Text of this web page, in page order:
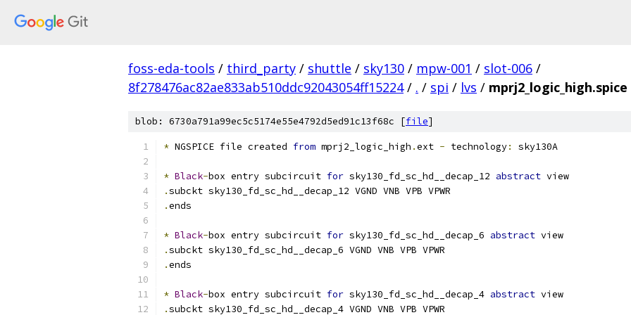
foss-eda-tools / third_party / shuttle / sky130 / mpw-001 / slot-006 /
8f278476ac82ae833ab510ddc92043054ff15224 / . / spi / lvs / mprj2_logic_high.spice
blob: 6730a791a99ec5c5174e55e4792d5ed91c13f68c [file]
* NGSPICE file created from mprj2_logic_high .ext - technology: sky130A
* Black-box entry subcircuit for sky130_fd_sc_hd__decap_12 abstract view
.subckt sky130_fd_sc_hd__decap_12 VGND VNB VPB VPWR
.ends
* Black-box entry subcircuit for sky130_fd_sc_hd__decap_6 abstract view
.subckt sky130_fd_sc_hd__decap_6 VGND VNB VPB VPWR
.ends
* Black-box entry subcircuit for sky130_fd_sc_hd__decap_4 abstract view
.subckt sky130_fd_sc_hd__decap_4 VGND VNB VPB VPWR